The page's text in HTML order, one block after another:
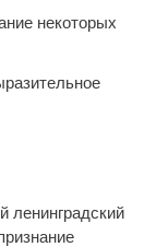
некоторых